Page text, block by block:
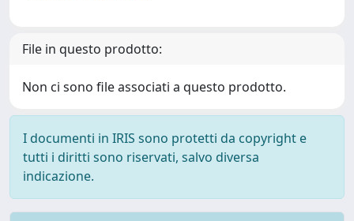
File in questo prodotto:
Non ci sono file associati a questo prodotto.
I documenti in IRIS sono protetti da copyright e
tutti i diritti sono riservati, salvo diversa
indicazione.